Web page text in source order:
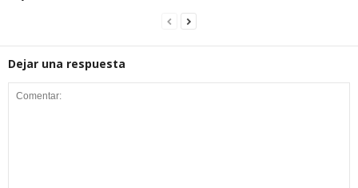
Dejar una respuesta